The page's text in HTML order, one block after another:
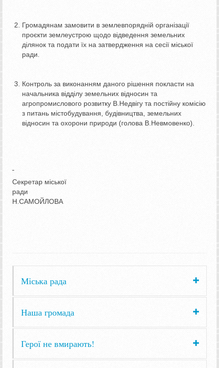
Громадянам замовити в землевпорядній організації
проєкти землеустрою щодо відведення земельних
ділянок та подати їх на затвердження на сесії міської
ради.
Контроль за виконанням даного рішення покласти на
начальника відділу земельних відносин та
агропромислового розвитку В.Недвігу та постійну комісію
з питань містобудування, будівництва, земельних
відносин та охорони природи (голова В.Невмовенко).
Секретар міської
ради
Н.САМОЙЛОВА
Міська рада
Наша громада
Герої не вмирають!